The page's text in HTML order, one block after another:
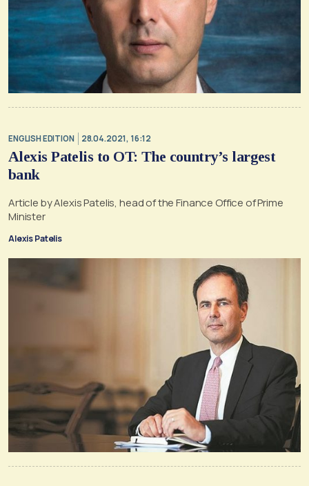
ENGLISH EDITION 28.04.2021, 16:12
Alexis Patelis to OT: The country’s largest
bank
Article by Alexis Patelis, head of the Finance Office of Prime
Minister
Alexis Patelis